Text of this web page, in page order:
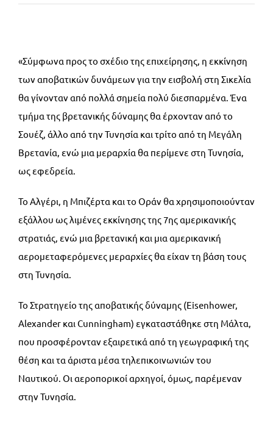
«Σύμφωνα προς το σχέδιο της επιχείρησης, η εκκίνηση
των αποβατικών δυνάμεων για την εισβολή στη Σικελία
θα γίνονταν από πολλά σημεία πολύ διεσπαρμένα. Ένα
τμήμα της βρετανικής δύναμης θα έρχονταν από το
Σουέζ, άλλο από την Τυνησία και τρίτο από τη Μεγάλη
Βρετανία, ενώ μια μεραρχία θα περίμενε στη Τυνησία,
ως εφεδρεία.
Το Αλγέρι, η Μπιζέρτα και το Οράν θα χρησιμοποιούνταν
εξάλλου ως λιμένες εκκίνησης της 7ης αμερικανικής
στρατιάς, ενώ μια βρετανική και μια αμερικανική
αερομεταφερόμενες μεραρχίες θα είχαν τη βάση τους
στη Τυνησία.
Το Στρατηγείο της αποβατικής δύναμης (Eisenhower,
Alexander και Cunningham) εγκαταστάθηκε στη Μάλτα,
που προσφέρονταν εξαιρετικά από τη γεωγραφική της
θέση και τα άριστα μέσα τηλεπικοινωνιών του
Ναυτικού. Οι αεροπορικοί αρχηγοί, όμως, παρέμεναν
στην Τυνησία.